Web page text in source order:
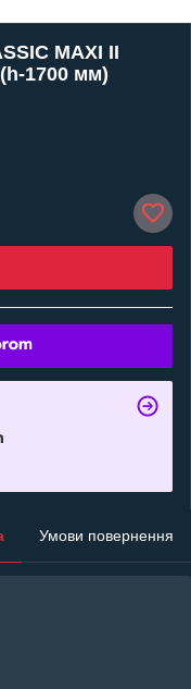
MAXI II
1700 мм)
Умови повернення